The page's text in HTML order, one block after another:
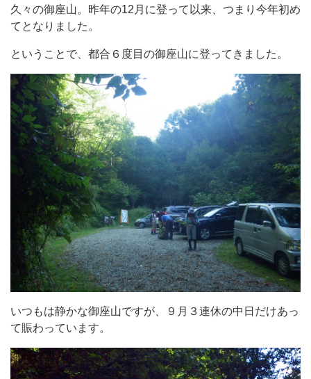
久々の御座山。昨年の12月に登って以来、つまり今年初め
てとなりました。
ということで、都合６度目の御座山に登ってきました。
いつもは静かな御座山ですが、９月３連休の中日だけあっ
て賑わっています。